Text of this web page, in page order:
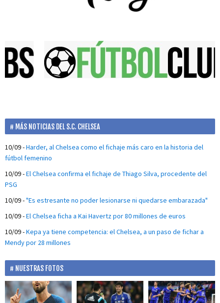
MÁS NOTICIAS DEL S.C. CHELSEA
10/09-Harder, al Chelsea como el fichaje más caro en la historia del
fútbol femenino
10/09-El Chelsea confirma el fichaje de Thiago Silva, procedente del
PSG
10/09-"Es estresante no poder lesionarse ni quedarse embarazada"
10/09-El Chelsea ficha a Kai Havertz por 80 millones de euros
10/09-Kepa ya tiene competencia: el Chelsea, a un paso de fichar a
Mendy por 28 millones
NUESTRAS FOTOS